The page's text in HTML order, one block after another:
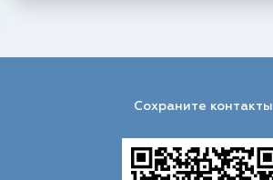
Сохраните контакты